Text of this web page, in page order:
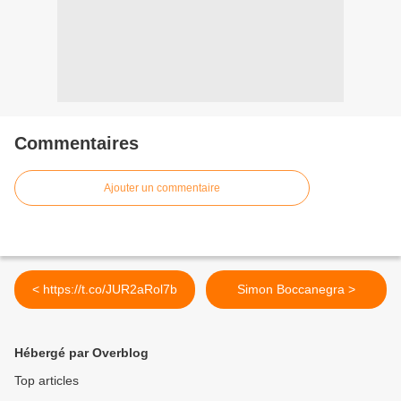
Commentaires
Ajouter un commentaire
< https://t.co/JUR2aRol7b Simon Boccanegra >
Hébergé par Overblog
Top articles